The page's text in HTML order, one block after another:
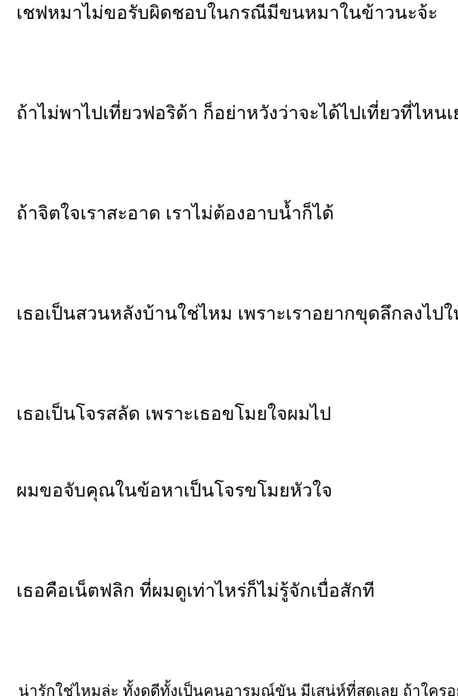
เชฟหมาไม่ขอรับผิดชอบในกรณีมีขนหมาในข้าวนะจ้ะ
ถ้าไม่พาไปเที่ยวฟอริด้า ก็อย่าหวังว่าจะได้ไปเที่ยวที่ไหนเ
ถ้าจิตใจเราสะอาด เราไม่ต้องอาบน้ำก็ได้
เธอเป็นสวนหลังบ้านใช่ไหม เพราะเราอยากขุดลึกลงไปใ
เธอเป็นโจรสลัด เพราะเธอขโมยใจผมไป
ผมขอจับคุณในข้อหาเป็นโจรขโมยหัวใจ
เธอคือเน็ตฟลิก ที่ผมดูเท่าไหร่ก็ไม่รู้จักเบื่อสักที
น่ารักใช่ไหมล่ะ ทั้งดูดีทั้งเป็นคนอารมณ์ขัน มีเสน่ห์ที่สุดเลย ถ้าใคร